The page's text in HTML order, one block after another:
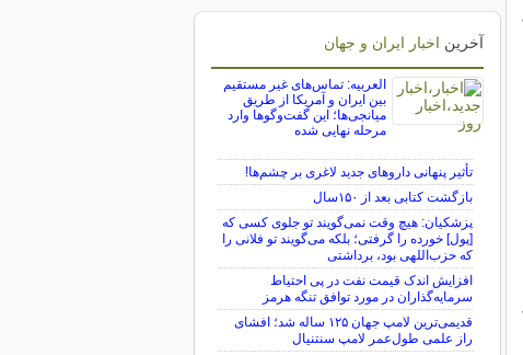
آخرین اخبار ایران و جهان
العربیه: تماس‌های غیر مستقیم
بین ایران و آمریکا از طریق
میانجی‌ها؛ این گفت‌و‌گو‌ها وارد
مرحله نهایی شده
تأثیر پنهانی داروهای جدید لاغری بر چشم‌ها!
بازگشت کتابی بعد از ۱۵۰سال
پزشکیان: هیچ وقت نمی‌گویند تو جلوی کسی که
[پول] خورده را گرفتی؛ بلکه می‌گویند تو فلانی را
که حزب‌اللهی بود، برداشتی
افزایش اندک قیمت نفت در پی احتیاط
سرمایه‌گذاران در مورد توافق تنگه هرمز
قدیمی‌ترین لامپ جهان ۱۲۵ ساله شد؛ افشای
راز علمی طول‌عمر لامپ سنتنیال